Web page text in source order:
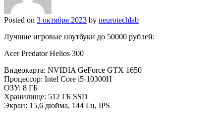
Posted on 3 октября 2023 by neurotechlab
Лучшие игровые ноутбуки до 50000 рублей:
Acer Predator Helios 300
Видеокарта: NVIDIA GeForce GTX 1650
Процессор: Intel Core i5-10300H
ОЗУ: 8 ГБ
Хранилище: 512 ГБ SSD
Экран: 15,6 дюйма, 144 Гц, IPS